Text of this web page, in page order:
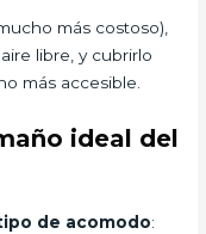
más costoso),
libre, y cubrirlo
más accesible.
ideal del
de acomodo: